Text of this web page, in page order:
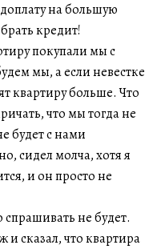
на большую
кредит!
покупали мы с
мы, а если невестке
квартиру больше. Что
что мы тогда не
будет с нами
сидел молча, хотя я
и он просто не
спрашивать не будет.
сказал, что квартира